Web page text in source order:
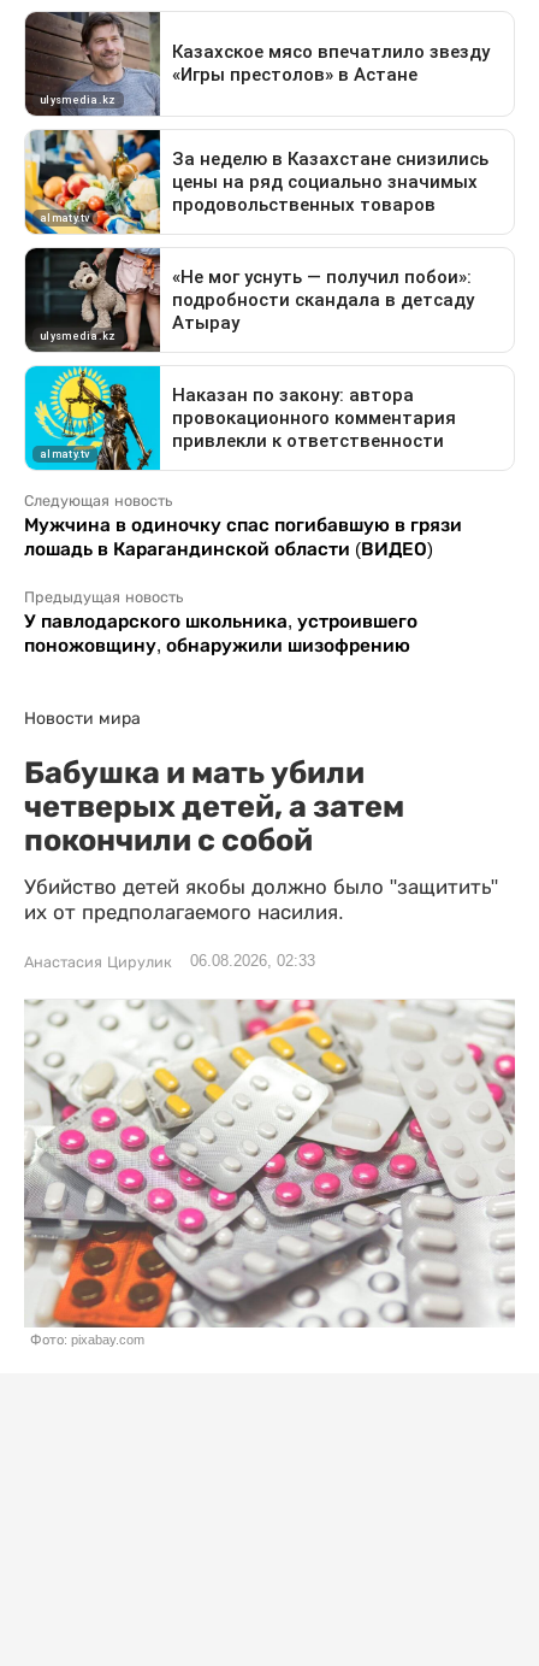
Следующая новость
Мужчина в одиночку спас погибавшую в грязи
лошадь в Карагандинской области (ВИДЕО)
Предыдущая новость
У павлодарского школьника, устроившего
поножовщину, обнаружили шизофрению
Новости мира
Бабушка и мать убили
четверых детей, а затем
покончили с собой
Убийство детей якобы должно было "защитить"
их от предполагаемого насилия.
Анастасия Цирулик 06.08.2026, 02:33
Фото: pixabay.com